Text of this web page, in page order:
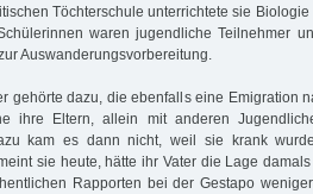
Töchterschule unterrichtete sie
waren jugendliche Teilnehmer
Auswanderungsvorbereitung.
gehörte dazu, die ebenfalls eine Emigration
ihre Eltern, allein mit anderen
kam es dann nicht, weil sie krank
sie heute, hätte ihr Vater die Lage
Rapporten bei der Gestapo